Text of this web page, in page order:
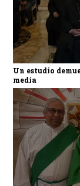
Un estudio
media